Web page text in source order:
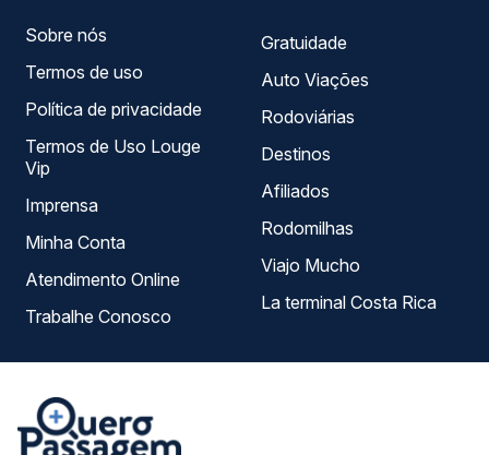
Sobre nós
Termos de uso
Política de privacidade
Termos de Uso Louge
Vip
Imprensa
Minha Conta
Atendimento Online
Trabalhe Conosco
Gratuidade
Auto Viações
Rodoviárias
Destinos
Afiliados
Rodomilhas
Viajo Mucho
La terminal Costa Rica